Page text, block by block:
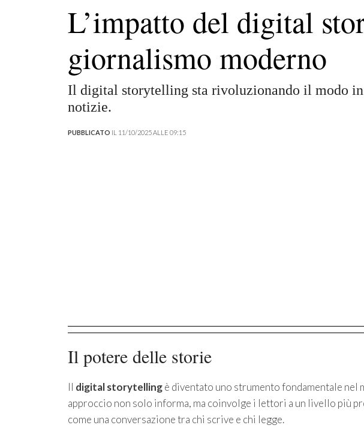
L’impatto del digital
giornalismo moderno
Il digital storytelling sta rivoluzionando il modo
notizie.
PUBBLICATO IL 11/10/2025 ALLE 09:15
Il potere delle storie
Il digital storytellingè diventato uno strumento fondamentale nel
approccio non solo informa, ma coinvolge i lettori a un livello più
come una conversazione tra chi scrive e chi legge.